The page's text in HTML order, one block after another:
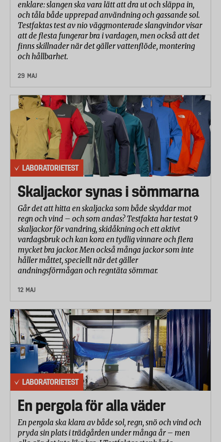
utvärderas emulgeringen (lösningen) av fettet i
diskvattnet. Om fettansamlingar är synliga i
diskvattnet, rörs diskvattnet om i ett förutbestämt
mönster för att emulgera fettet. Om
fettansamlingarna inte löses upp anses diskvattnet
vara uttömd och antalet diskade tallrikar noteras.
matsked (ca 15 ml). För testet valdes en dosering mer i
linje med övriga produkter (3 ml). Den lägre doseringen
påverkade inte jämförbarheten, eftersom alla resultat
räknats om till diskeffekt per ml diskmedel.
C. Fettlösande förmåga
500 ml vatten med en temperatur på 40°C
(vattenhårdhet 5°dH) doseras med diskmedel enligt
anvisningarna på produkten* och 50 g
fettblandning tillsätts i diskvattnet.
Diskvattenlösningen stressas mekaniskt (rörs om
enligt ett standardiserat mönster) tills
emulgeringen (den fettlösliga förmågan) är uttömd.
Efter varje stresscykel utvärderas emulgeringen av
emulgeringsförmågan är helt uttömd och ett
fettskikt syns ovanpå diskvattenlösningen. En
plastmugg och ett glas doppas i
diskvattenlösningen för att utvärdera eventuella
spår av fett.
Ett diskmedels emulgeringsförmåga är en
indikation på hur väl diskmedlet kan hålla fettet
emulgerat (utspätt) så att det inte fastnar på disken.
När diskvattenlösningen är uttömd kommer fettet
att spjälkas, vilket resulterar i ett fettlager överst i
diskvattenlösningen.
enklare: slangen ska vara lätt att dra ut och släppa in,
och tåla både upprepad användning och gassande sol.
Testfaktas test av nio väggmonterade slangvindor visar
att de flesta fungerar bra i vardagen, men också att det
finns skillnader när det gäller vattenflöde, montering
och hållbarhet.
29 MAJ
LABORATORIETEST
Skaljackor synas i sömmarna
Går det att hitta en skaljacka som både skyddar mot
regn och vind – och som andas? Testfakta har testat 9
skaljackor för vandring, skidåkning och ett aktivt
vardagsbruk och kan kora en tydlig vinnare och flera
mycket bra jackor. Men också många jackor som inte
håller måttet, speciellt när det gäller
andningsförmågan och regntäta sömmar.
12 MAJ
LABORATORIETEST
En pergola för alla väder
En pergola ska klara av både sol, regn, snö och vind och
pryda sin plats i trädgården under många år – men